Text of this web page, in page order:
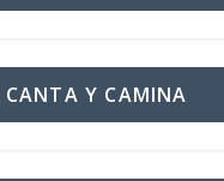
Y CAMINA